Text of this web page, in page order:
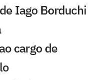
Iago Borduchi
cargo de